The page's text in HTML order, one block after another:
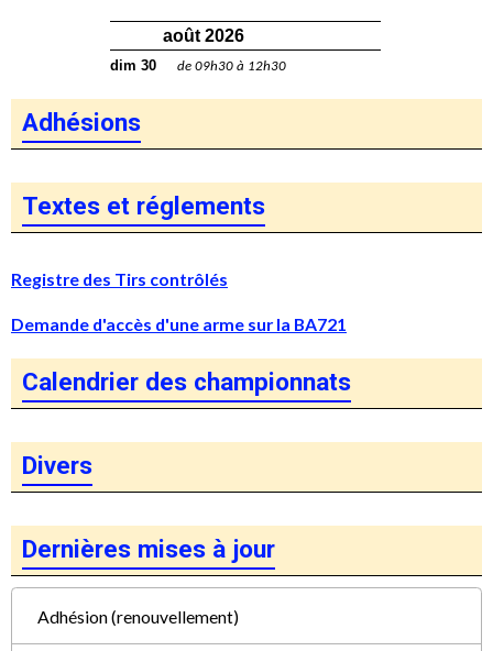
août 2026
dim 30 de 09h30 à 12h30
Adhésions
Textes et réglements
Registre des Tirs contrôlés
Demande d'accès d'une arme sur la BA721
Calendrier des championnats
Divers
Dernières mises à jour
Adhésion (renouvellement)